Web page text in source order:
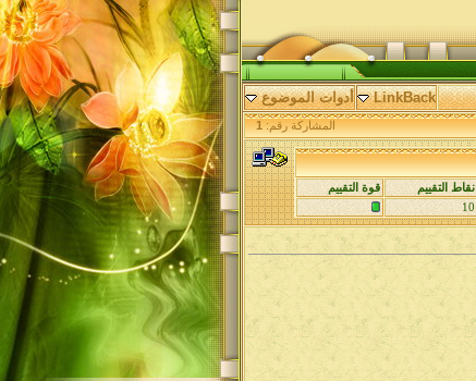
LinkBack أدوات الموضوع
المشاركة رقم:1
نقاط التقييم
قوة التقييم
10